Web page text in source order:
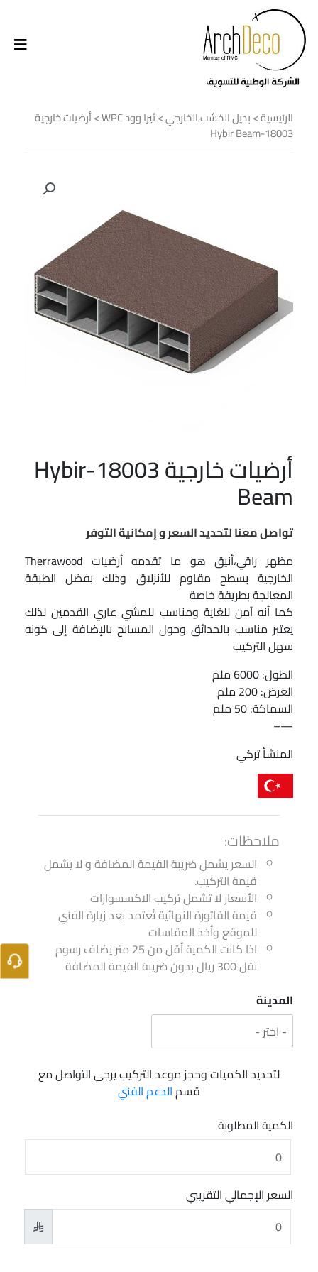
الرئيسية>بديل الخشب الخارجي>ثيرا وود WPC
> أرضيات خارجية
18003-Hybir Beam
أرضيات خارجية 18003-Hybir
Beam
تواصل معنا لتحديد السعر و إمكانية التوفر
مظهر راقي،أنيق هو ما تقدمه أرضيات Therrawood
الخارجية بسطح مقاوم للأنزلاق وذلك بفضل الطبقة
المعالجة بطريقة خاصة
كما أنه آمن للغاية ومناسب للمشي عاري القدمين لذلك
يعتبر مناسب بالحدائق وحول المسابح بالإضافة إلى كونه
سهل التركيب
الطول: 6000 ملم
العرض: 200 ملم
السماكة: 50 ملم
—–
المنشأ تركي
ملاحظات:
السعر يشمل ضريبة القيمة المضافة و لا يشمل
قيمة التركيب.
الأسعار لا تشمل تركيب الاكسسوارات
قيمة الفاتورة النهائية تُعتمد بعد زيارة الفني
للموقع وأخذ المقاسات
اذا كانت الكمية أقل من 25 متر يضاف رسوم
نقل 300 ريال بدون ضريبة القيمة المضافة
المدينة
لتحديد الكميات وحجز موعد التركيب يرجى التواصل مع
قسمالدعم الفني
الكمية المطلوبة
السعر الإجمالي التقريبي
